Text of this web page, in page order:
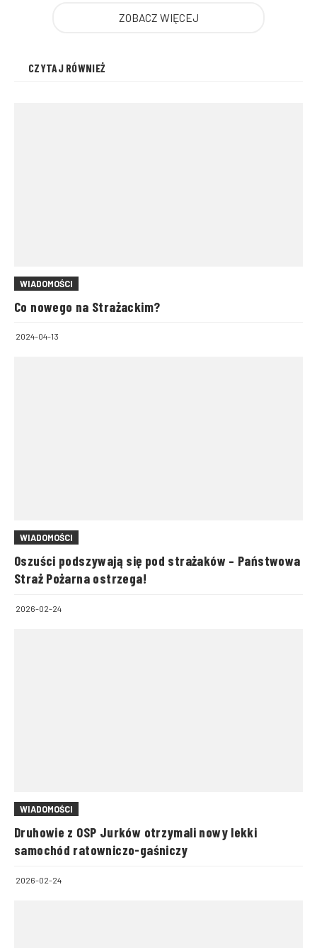
ZOBACZ WIĘCEJ
CZYTAJ RÓWNIEŻ
WIADOMOŚCI
Co nowego na Strażackim?
2024-04-13
WIADOMOŚCI
Oszuści podszywają się pod strażaków – Państwowa
Straż Pożarna ostrzega!
2026-02-24
WIADOMOŚCI
Druhowie z OSP Jurków otrzymali nowy lekki
samochód ratowniczo-gaśniczy
2026-02-24